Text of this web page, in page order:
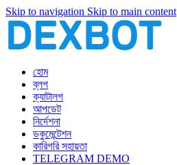
Skip to navigation Skip to main content
হোম
ব্লগ
ক্যাটালগ
আপডেট
নির্দেশনা
ডকুমেন্টেশন
কারিগরি সহায়তা
TELEGRAM DEMO